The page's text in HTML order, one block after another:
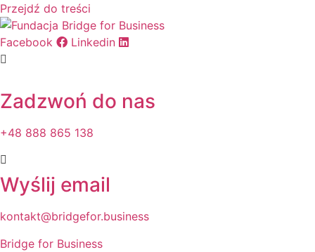
Przejdź do treści
Facebook Linkedin
Zadzwoń do nas
+48 888 865 138
Wyślij email
kontakt@bridgefor.business
Bridge for Business